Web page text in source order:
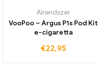
Alrendszer
VooPoo – Argus P1s Pod Kit
e-cigaretta
€22,95